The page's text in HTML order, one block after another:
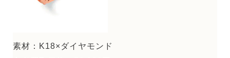
素材：K18×ダイヤモンド